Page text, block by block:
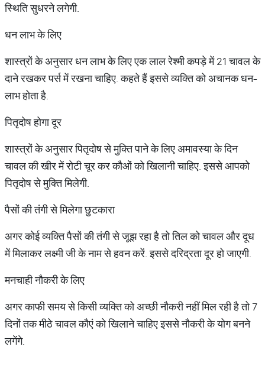
स्थिति सुधरने लगेगी.
धन लाभ के लिए
शास्त्रों के अनुसार धन लाभ के लिए एक लाल रेश्मी कपड़े में 21 चावल के
दाने रखकर पर्स में रखना चाहिए. कहते हैं इससे व्यक्ति को अचानक धन-
लाभ होता है.
पितृदोष होगा दूर
शास्त्रों के अनुसार पितृदोष से मुक्ति पाने के लिए अमावस्या के दिन
चावल की खीर में रोटी चूर कर कौओं को खिलानी चाहिए. इससे आपको
पितृदोष से मुक्ति मिलेगी.
पैसों की तंगी से मिलेगा छुटकारा
अगर कोई व्यक्ति पैसों की तंगी से जूझ रहा है तो तिल को चावल और दूध
में मिलाकर लक्ष्मी जी के नाम से हवन करें. इससे दरिद्रता दूर हो जाएगी.
मनचाही नौकरी के लिए
अगर काफी समय से किसी व्यक्ति को अच्छी नौकरी नहीं मिल रही है तो 7
दिनों तक मीठे चावल कौएं को खिलाने चाहिए इससे नौकरी के योग बनने
लगेंगे.